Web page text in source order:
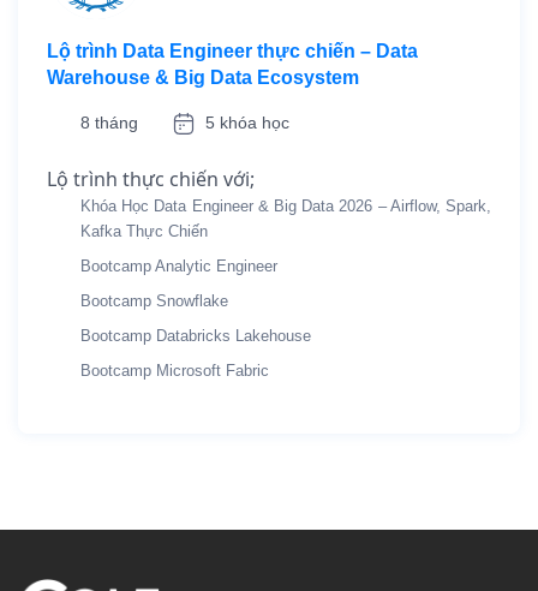
Lộ trình Data Engineer thực chiến – Data
Warehouse & Big Data Ecosystem
8 tháng 5 khóa học
Lộ trình thực chiến với;
Khóa Học Data Engineer & Big Data 2026 – Airflow, Spark,
Kafka Thực Chiến
Bootcamp Analytic Engineer
Bootcamp Snowflake
Bootcamp Databricks Lakehouse
Bootcamp Microsoft Fabric